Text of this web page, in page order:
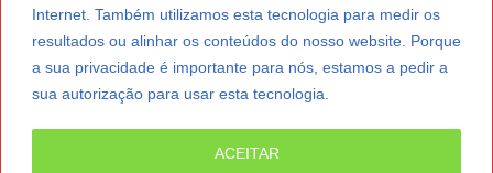
Internet. Também utilizamos esta tecnologia para medir os
resultados ou alinhar os conteúdos do nosso website. Porque
a sua privacidade é importante para nós, estamos a pedir a
sua autorização para usar esta tecnologia.
ACEITAR
Agosto 5, 2026